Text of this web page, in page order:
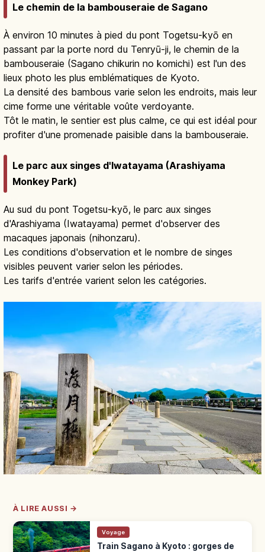
Le chemin de la bambouseraie de Sagano
À environ 10 minutes à pied du pont Togetsu-kyō en
passant par la porte nord du Tenryū-ji, le chemin de la
bambouseraie (Sagano chikurin no komichi) est l'un des
lieux photo les plus emblématiques de Kyoto.
La densité des bambous varie selon les endroits, mais leur
cime forme une véritable voûte verdoyante.
Tôt le matin, le sentier est plus calme, ce qui est idéal pour
profiter d'une promenade paisible dans la bambouseraie.
Le parc aux singes d'Iwatayama (Arashiyama
Monkey Park)
Au sud du pont Togetsu-kyō, le parc aux singes
d'Arashiyama (Iwatayama) permet d'observer des
macaques japonais (nihonzaru).
Les conditions d'observation et le nombre de singes
visibles peuvent varier selon les périodes.
Les tarifs d'entrée varient selon les catégories.
À LIRE AUSSI →
Voyage
Train Sagano à Kyoto : gorges de